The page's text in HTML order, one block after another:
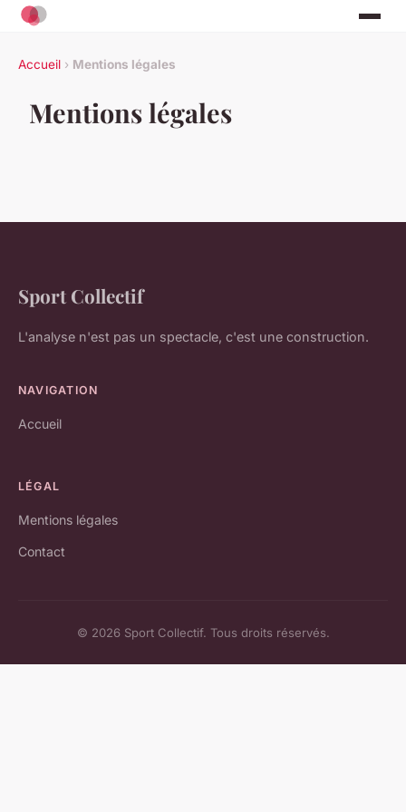
Accueil › Mentions légales
Mentions légales
Sport Collectif
L'analyse n'est pas un spectacle, c'est une construction.
NAVIGATION
Accueil
LÉGAL
Mentions légales
Contact
© 2026 Sport Collectif. Tous droits réservés.